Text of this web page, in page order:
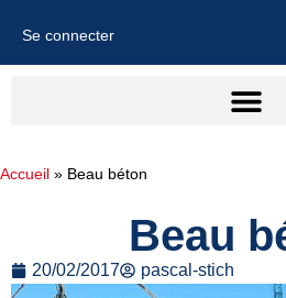
Se connecter
Accueil » Beau béton
Beau
20/02/2017 pascal-stich